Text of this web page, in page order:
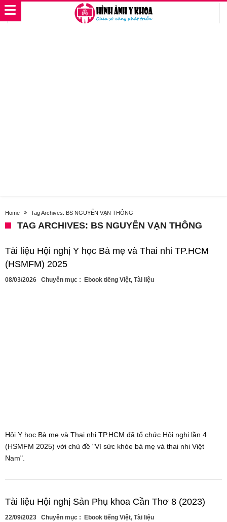
Home Tag Archives: BS NGUYỄN VẠN THÔNG
TAG ARCHIVES: BS NGUYỄN VẠN THÔNG
Tài liệu Hội nghị Y học Bà mẹ và Thai nhi TP.HCM
(HSMFM) 2025
08/03/2026 Chuyên mục : Ebook tiếng Việt, Tài liệu
Hội Y học Bà mẹ và Thai nhi TP.HCM đã tổ chức Hội nghị lần 4
(HSMFM 2025) với chủ đề "Vì sức khỏe bà mẹ và thai nhi Việt
Nam".
Tài liệu Hội nghị Sản Phụ khoa Cần Thơ 8 (2023)
22/09/2023 Chuyên mục : Ebook tiếng Việt, Tài liệu